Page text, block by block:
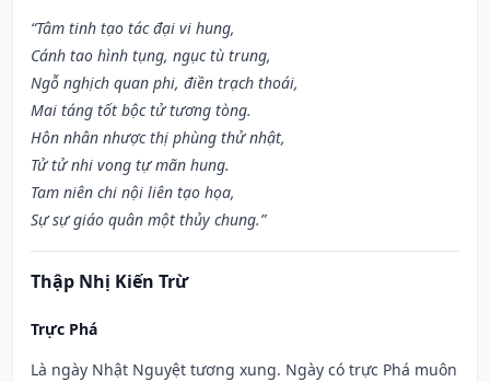
“Tâm tinh tạo tác đại vi hung,
Cánh tao hình tụng, ngục tù trung,
Ngỗ nghịch quan phi, điền trạch thoái,
Mai táng tốt bộc tử tương tòng.
Hôn nhân nhược thị phùng thử nhật,
Tử tử nhi vong tự mãn hung.
Tam niên chi nội liên tạo họa,
Sự sự giáo quân một thủy chung.”
Thập Nhị Kiến Trừ
Trực Phá
Là ngày Nhật Nguyệt tương xung. Ngày có trực Phá muôn